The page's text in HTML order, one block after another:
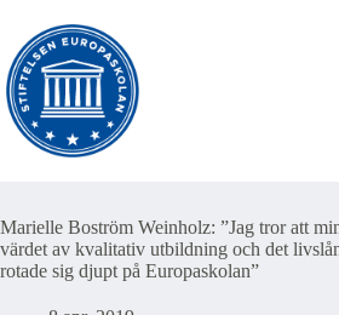
innehåll
Marielle Boström Weinholz: ”Jag tror att
värdet av kvalitativ utbildning och det
rotade sig djupt på Europaskolan”